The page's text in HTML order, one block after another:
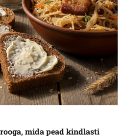
mida pead kindlasti